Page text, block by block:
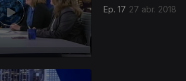
Ep. 17 27 abr. 2018